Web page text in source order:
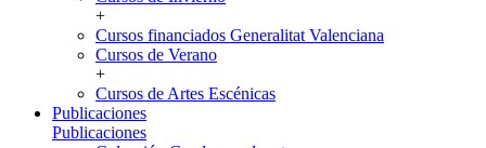
+
Cursos financiados Generalitat Valenciana
Cursos de Verano
+
Cursos de Artes Escénicas
Publicaciones
Publicaciones